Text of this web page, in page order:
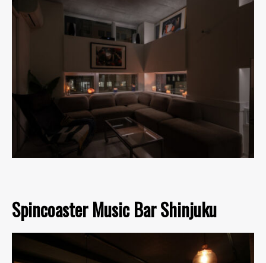
Spincoaster Music Bar Shinjuku